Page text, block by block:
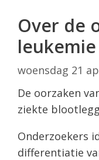
Over de
leukemie
woensdag 21
De oorzaken
ziekte
Onderzoekers
differentiatie